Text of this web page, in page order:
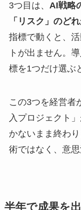
3つ目は、 AI戦略
「リスク」のど
指標で動くと、
トが出ません。
標を1つだけ選ぶ
この3つを経営者
入プロジェクト
かないまま終わ
術ではなく、意思
半年で成果を